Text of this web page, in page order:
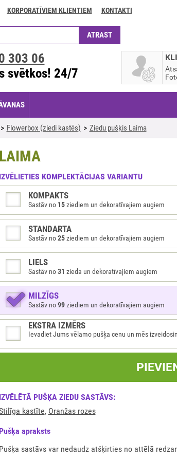
KORPORATĪVIEM KLIENTIEM KONTAKTI
303 06
svētkos! 24/7
Flowerbox (ziedi kastēs) Ziedu pušķis Laima
LAIMA
IZVĒLIETIES KOMPLEKTĀCIJAS VARIANTU
KOMPAKTS
Sastāv no 15ziediem un dekoratīvajiem augiem
STANDARTA
Sastāv no25ziediem un dekoratīvajiem augiem
LIELS
Sastāv no31 zieda un dekoratīvajiem augiem
MILZĪGS
Sastāv no99ziediem un dekoratīvajiem augiem
EKSTRA IZMĒRS
Ievadiet Jums vēlamo pušķa cenu un mēs
IZVĒLĒTĀ PUŠĶA ZIEDU SASTĀVS:
kastīte, Oranžas rozes
Pušķа apraksts
Pušķa sastāvs var nedaudz atšķirties no attēlā